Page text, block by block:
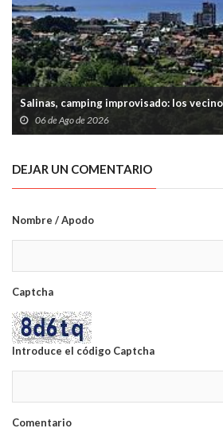
Salinas, camping improvisado: los
06 de Ago de 2026
DEJAR UN COMENTARIO
Nombre / Apodo
Captcha
Introduce el código Captcha
Comentario